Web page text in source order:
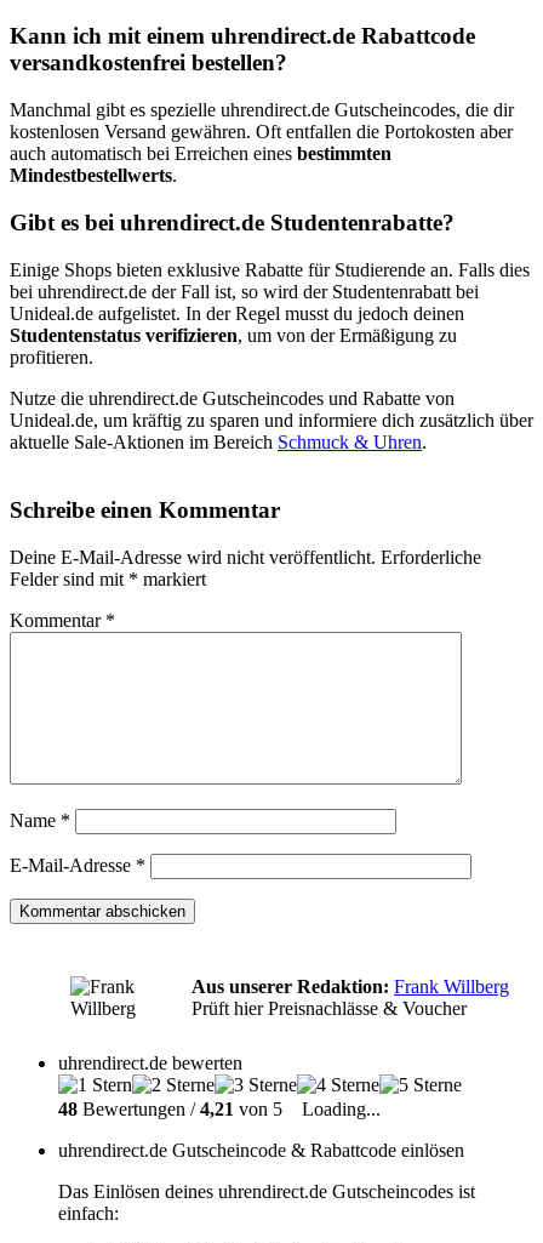
Kann ich mit einem uhrendirect.de Rabattcode
versandkostenfrei bestellen?
Manchmal gibt es spezielle uhrendirect.de Gutscheincodes, die dir
kostenlosen Versand gewähren. Oft entfallen die Portokosten aber
auch automatisch bei Erreichen eines bestimmten
Mindestbestellwerts.
Gibt es bei uhrendirect.de Studentenrabatte?
Einige Shops bieten exklusive Rabatte für Studierende an. Falls dies
bei uhrendirect.de der Fall ist, so wird der Studentenrabatt bei
Unideal.de aufgelistet. In der Regel musst du jedoch deinen
Studentenstatus verifizieren, um von der Ermäßigung zu
profitieren.
Nutze die uhrendirect.de Gutscheincodes und Rabatte von
Unideal.de, um kräftig zu sparen und informiere dich zusätzlich über
aktuelle Sale-Aktionen im Bereich Schmuck & Uhren.
Schreibe einen Kommentar
Deine E-Mail-Adresse wird nicht veröffentlicht. Erforderliche
Felder sind mit * markiert
Kommentar *
Name *
E-Mail-Adresse *
Aus unserer Redaktion: Frank Willberg
Prüft hier Preisnachlässe & Voucher
uhrendirect.de bewerten
48 Bewertungen /4,21 von 5
Loading...
uhrendirect.de Gutscheincode & Rabattcode einlösen
Das Einlösen deines uhrendirect.de Gutscheincodes ist
einfach: